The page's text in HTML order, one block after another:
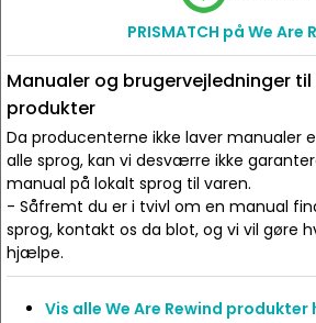
PRISMATCH på We Are
Manualer og brugervejledninger til
produkter
Da producenterne ikke laver manualer
alle sprog, kan vi desværre ikke
manual på lokalt sprog til varen.
- Såfremt du er i tvivl om en manual
sprog, kontakt os da blot, og vi vil gøre
hjælpe.
Vis alle We Are Rewind